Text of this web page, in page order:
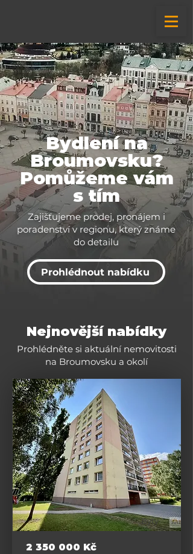
Bydlení na
Broumovsku?
Pomůžeme vám
s tím
Zajišťujeme prodej, pronájem i
poradenství v regionu, který známe
do detailu
Prohlédnout nabídku
Nejnovější nabídky
Prohlédněte si aktuální nemovitosti
na Broumovsku a okolí
Byty
2 350 000 Kč